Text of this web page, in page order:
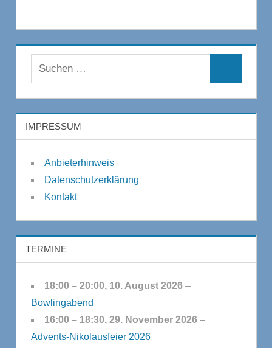
IMPRESSUM
Anbieterhinweis
Datenschutzerklärung
Kontakt
TERMINE
18:00 – 20:00, 10. August 2026–
Bowlingabend
16:00 – 18:30, 29. November 2026–
Advents-Nikolausfeier 2026